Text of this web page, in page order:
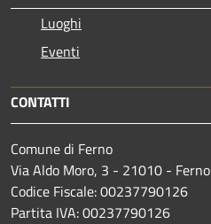
Luoghi
Eventi
CONTATTI
Comune di Ferno
Via Aldo Moro, 3 - 21010 - Ferno
Codice Fiscale: 00237790126
Partita IVA: 00237790126